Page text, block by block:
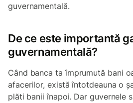
guvernamentală.
De ce este importantă
guvernamentală?
Când banca ta împrumută bani
afacerilor, există întotdeauna o
plăti banii înapoi. Dar guvernele